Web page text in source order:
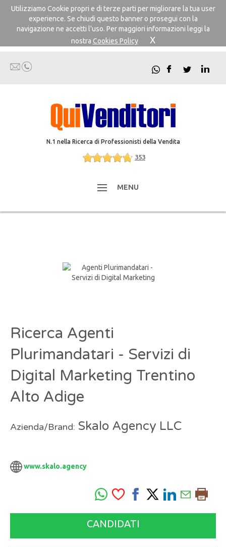
Utilizziamo Cookie propri e di terze parti per migliorare la tua user
experience. Se chiudi questo banner o prosegui con la
navigazione ne accetti l'uso. Per maggiori informazioni leggi la
nostra Cookies Policy X
N.1 nella Ricerca di Professionisti della Vendita
353
MENU
Ricerca Agenti
Plurimandatari - Servizi di
Digital Marketing Trentino
Alto Adige
Azienda/Brand: Skalo Agency LLC
www.skalo.agency
CANDIDATI